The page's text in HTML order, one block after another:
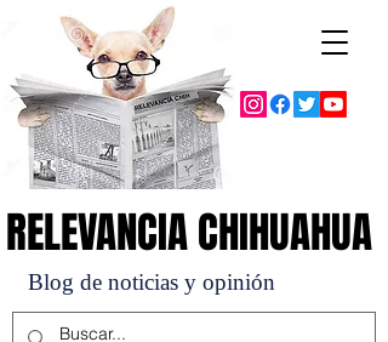
Blog de noticias y opinión
RELEVANCIA CHIHUAHUA
RELEVANCIA CHIHUAHUA